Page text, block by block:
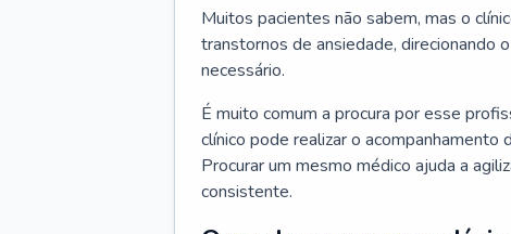
Muitos pacientes não sabem, mas o
transtornos de ansiedade, direcionando
necessário.
É muito comum a procura por esse
clínico pode realizar o
Procurar um mesmo médico ajuda a
consistente.